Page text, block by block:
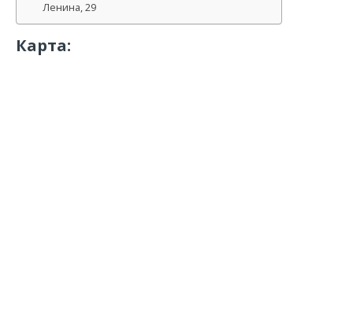
Ленина, 29
Карта: